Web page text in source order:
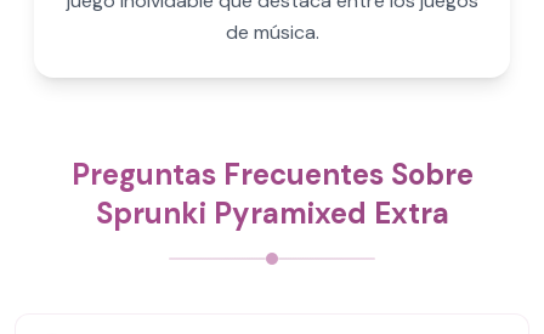
de música.
Preguntas Frecuentes Sobre
Sprunki Pyramixed Extra